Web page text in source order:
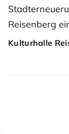
Reisenberg
Kulturhalle